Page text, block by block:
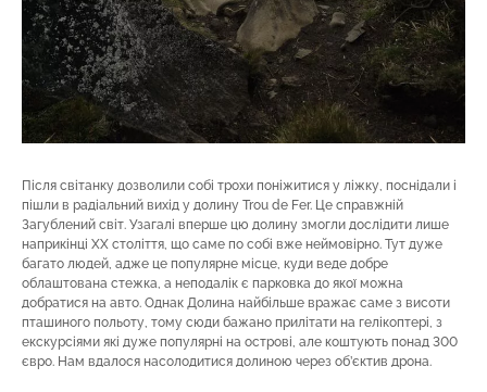
Після світанку дозволили собі трохи поніжитися у ліжку, поснідали і
пішли в радіальний вихід у долину Trou de Fer. Це справжній
Загублений світ. Узагалі вперше цю долину змогли дослідити лише
наприкінці XX століття, що саме по собі вже неймовірно. Тут дуже
багато людей, адже це популярне місце, куди веде добре
облаштована стежка, а неподалік є парковка до якої можна
добратися на авто. Однак Долина найбільше вражає саме з висоти
пташиного польоту, тому сюди бажано прилітати на гелікоптері, з
екскурсіями які дуже популярні на острові, але коштують понад 300
євро. Нам вдалося насолодитися долиною через об’єктив дрона.